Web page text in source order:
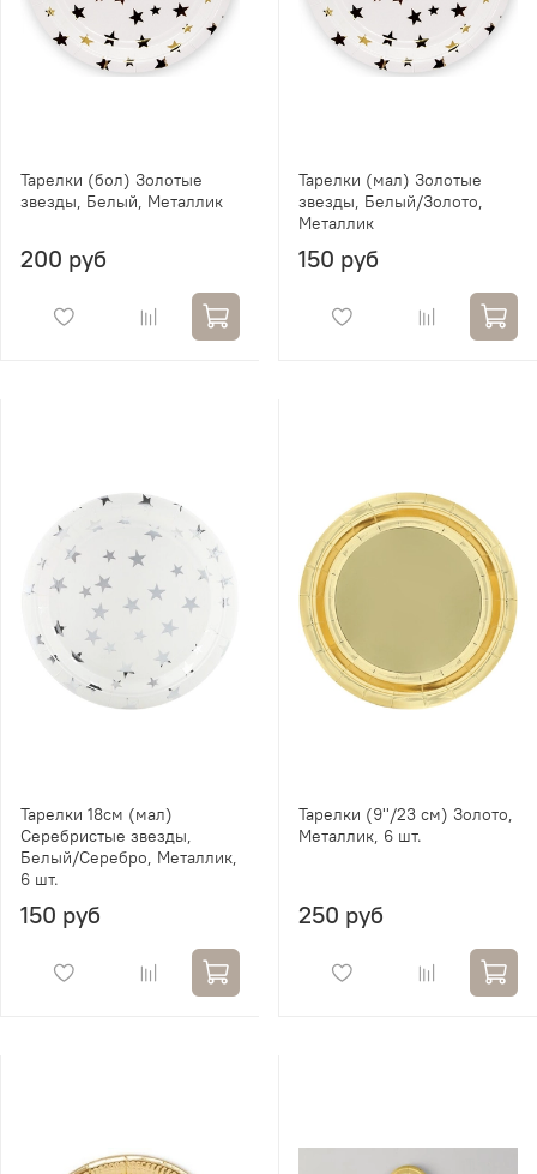
Тарелки (бол) Золотые
звезды, Белый, Металлик
200 руб
Тарелки (мал) Золотые
звезды, Белый/Золото,
Металлик
150 руб
Тарелки 18см (мал)
Серебристые звезды,
Белый/Серебро, Металлик,
6 шт.
150 руб
Тарелки (9''/23 см) Золото,
Металлик, 6 шт.
250 руб